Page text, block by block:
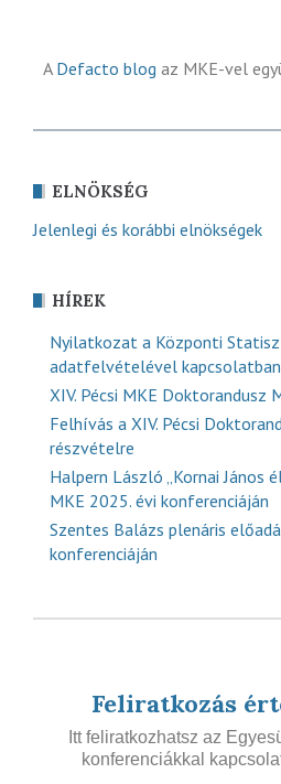
A Defacto blog az MKE-vel
ELNÖKSÉG
Jelenlegi és korábbi elnökségek
HÍREK
Nyilatkozat a Központi
adatfelvételével kapcsolatban
XIV. Pécsi MKE Doktorandusz
Felhívás a XIV. Pécsi
részvételre
Halpern László „Kornai János
MKE 2025. évi konferenciáján
Szentes Balázs plenáris
konferenciáján
Feliratkozás
Itt feliratkozhatsz az
konferenciákkal